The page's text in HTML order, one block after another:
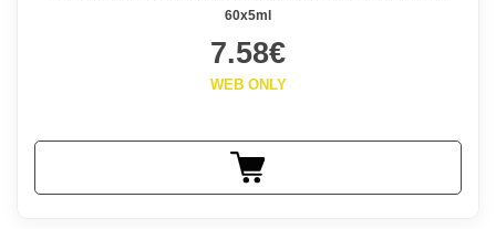
60x5ml
7.58€
WEB ONLY